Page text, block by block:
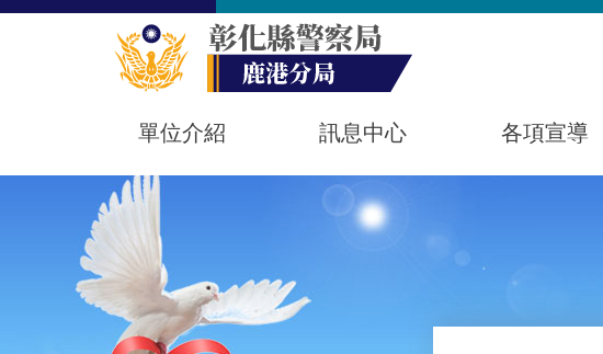
單位介紹 訊息中心 各項宣導